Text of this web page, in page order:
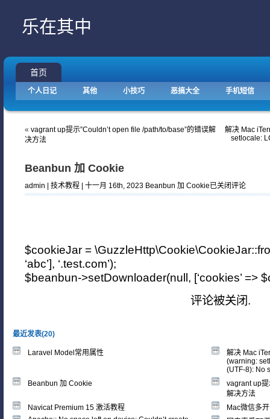
乐在其中
首页
个人日记 其他 小技巧 恶搞大全 手机短信
« vagrant up提示”Couldn’t open file /path/to/base”的错误解
决方法
解决 Mac
setlocale:
Beanbun 加 Cookie
admin | 技术教程 | 十一月 16th, 2023 Beanbun 加 Cookie已关闭评论
$cookieJar =
‘abc’], ‘.test.com’);
$beanbun->setDownloader(null, [‘cookies’ =>
评论被关闭.
最近发表(20)
Laravel Model常用属性
解决 Mac
(warning:
(UTF-8): No
Beanbun 加 Cookie
vagrant up提
解决方法
Navicat Premium 15 激活教程
Mac微信多开